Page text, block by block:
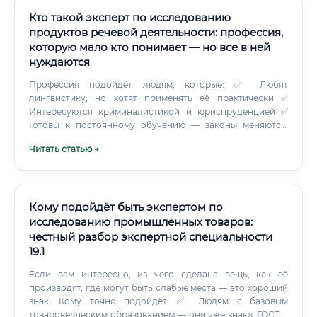
Кто такой эксперт по исследованию
продуктов речевой деятельности: профессия,
которую мало кто понимает — но все в ней
нуждаются
Профессия подойдёт людям, которые: ✅ Любят
лингвистику, но хотят применять её практически ✅
Интересуются криминалистикой и юриспруденцией ✅
Готовы к постоянному обучению — законы меняются,
сложными задачами ✅ Не боятся брать на себя
срочно анализировать 500-страничную переписку за
несколько дней. Какие навыки нужны для работы
Речевед — это прежде всего лингвист.
Читать статью →
Кому подойдёт быть экспертом по
исследованию промышленных товаров:
честный разбор экспертной специальности
19.1
Если вам интересно, из чего сделана вещь, как её
производят, где могут быть слабые места — это хороший
знак. Кому точно подойдёт: ✅ Людям с базовым
товароведческим образованием — они уже знают ГОСТы,